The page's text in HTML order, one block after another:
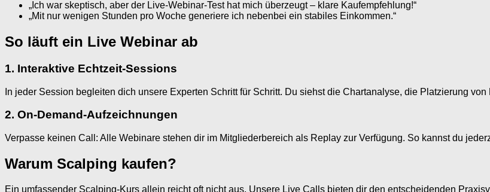
„Ich war skeptisch, aber der Live-Webinar-Test hat mich überzeugt – klare Kaufempfehlung!“
„Mit nur wenigen Stunden pro Woche generiere ich nebenbei ein stabiles Einkommen.“
So läuft ein Live Webinar ab
1. Interaktive Echtzeit-Sessions
In jeder Session begleiten dich unsere Experten Schritt für Schritt. Du siehst die Chartanalyse, die Platzierung
2. On-Demand-Aufzeichnungen
Verpasse keinen Call: Alle Webinare stehen dir im Mitgliederbereich als Replay zur Verfügung. So kannst du
Warum Scalping kaufen?
Ein umfassender Scalping-Kurs allein reicht oft nicht aus. Unsere Live Calls bieten dir den entscheidenden